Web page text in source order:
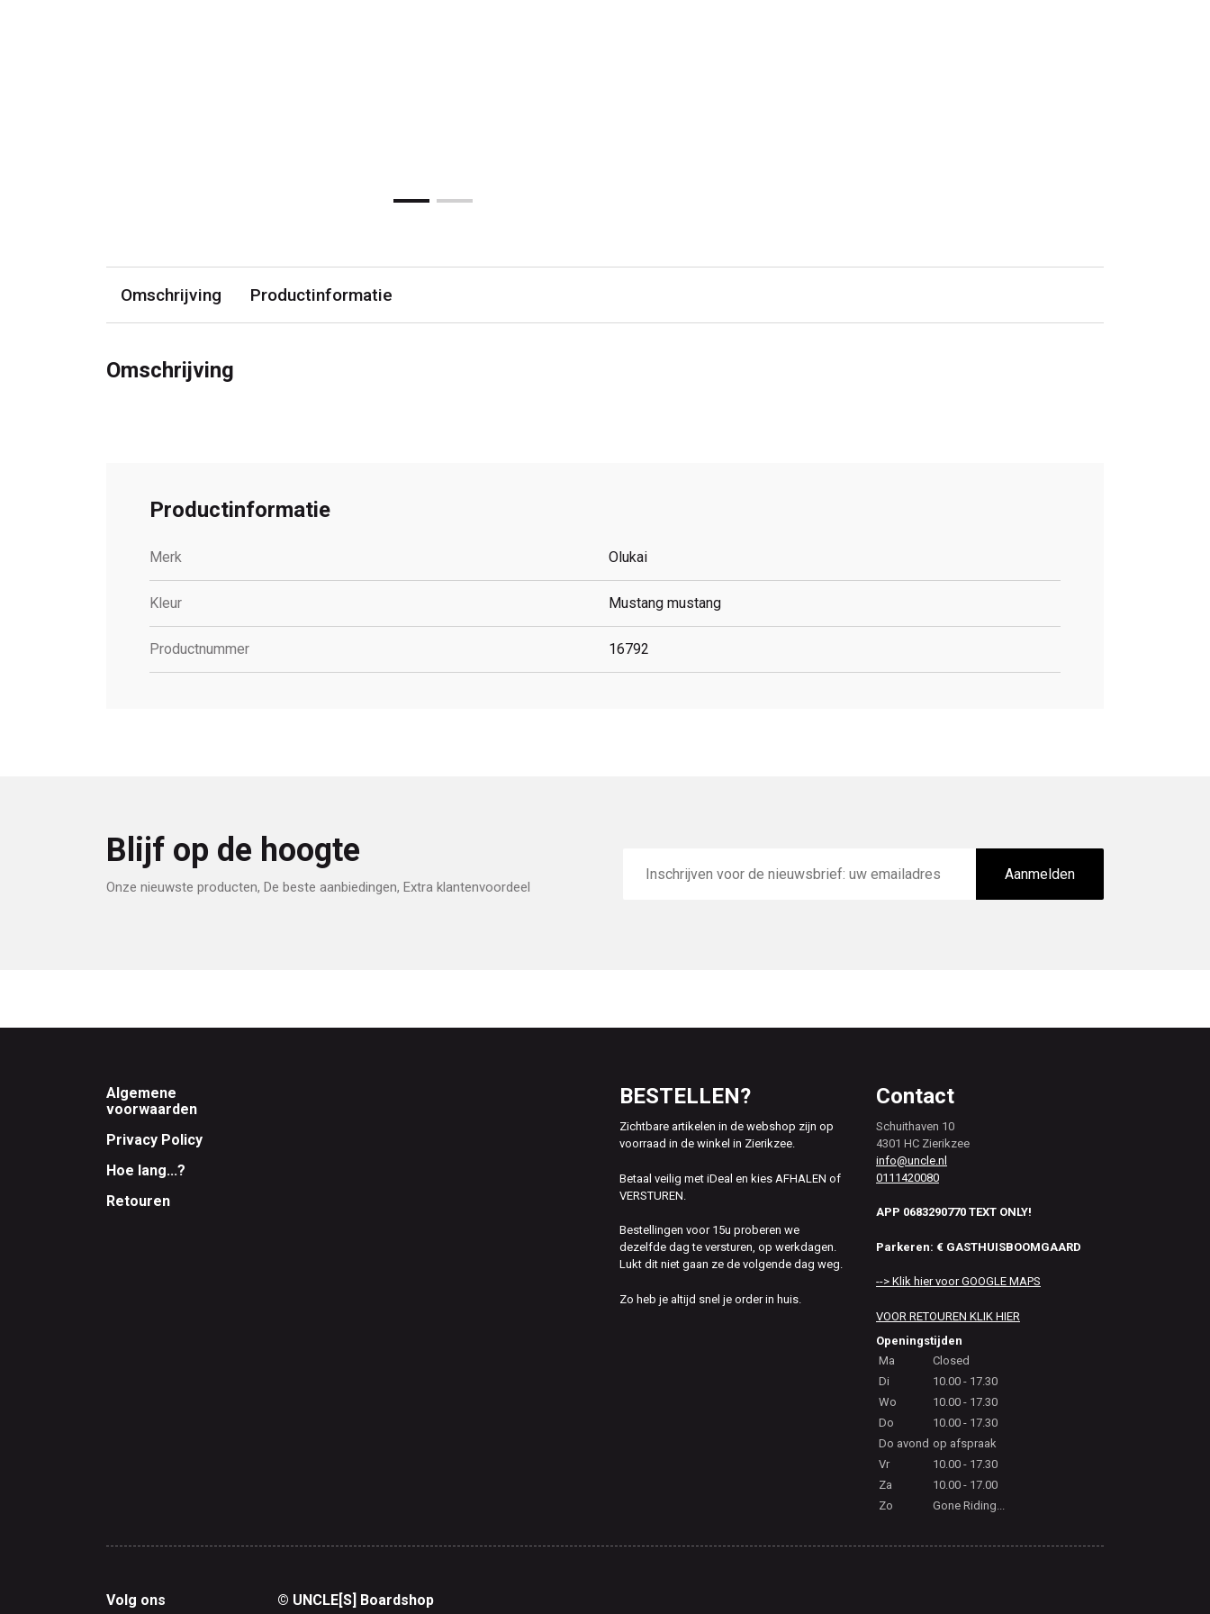
Omschrijving Productinformatie
Omschrijving
Productinformatie
Merk Olukai
Kleur Mustang mustang
Productnummer 16792
Blijf op de hoogte
Onze nieuwste producten, De beste aanbiedingen, Extra klantenvoordeel
mailadres
Aanmelden
Footer
Algemene
voorwaarden
Privacy Policy
Hoe lang...?
Retouren
BESTELLEN?
Zichtbare artikelen in de webshop zijn op
voorraad in de winkel in Zierikzee.
Betaal veilig met iDeal en kies AFHALEN of
VERSTUREN.
Bestellingen voor 15u proberen we
dezelfde dag te versturen, op werkdagen.
Lukt dit niet gaan ze de volgende dag weg.
Zo heb je altijd snel je order in huis.
Contact
Schuithaven 10
4301 HC Zierikzee
info@uncle.nl
0111420080
APP 0683290770 TEXT ONLY!
Parkeren: € GASTHUISBOOMGAARD
--> Klik hier voor GOOGLE MAPS
VOOR RETOUREN KLIK HIER
Openingstijden
Ma
Closed
Di
10.00 - 17.30
Wo
10.00 - 17.30
Do
10.00 - 17.30
Do avond op afspraak
Vr
10.00 - 17.30
Za
10.00 - 17.00
Zo
Gone Riding...
Volg ons © UNCLE[S] Boardshop